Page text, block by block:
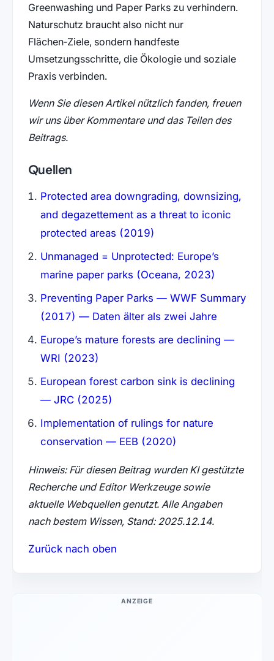
Greenwashing und Paper Parks zu verhindern.
Naturschutz braucht also nicht nur
Flächen‑Ziele, sondern handfeste
Umsetzungsschritte, die Ökologie und soziale
Praxis verbinden.
Wenn Sie diesen Artikel nützlich fanden, freuen
wir uns über Kommentare und das Teilen des
Beitrags.
Quellen
Protected area downgrading, downsizing,
and degazettement as a threat to iconic
protected areas (2019)
Unmanaged = Unprotected: Europe’s
marine paper parks (Oceana, 2023)
Preventing Paper Parks — WWF Summary
(2017) — Daten älter als zwei Jahre
Europe’s mature forests are declining —
WRI (2023)
European forest carbon sink is declining
— JRC (2025)
Implementation of rulings for nature
conservation — EEB (2020)
Hinweis: Für diesen Beitrag wurden KI gestützte
Recherche und Editor Werkzeuge sowie
aktuelle Webquellen genutzt. Alle Angaben
nach bestem Wissen, Stand: 2025.12.14.
Zurück nach oben
ANZEIGE